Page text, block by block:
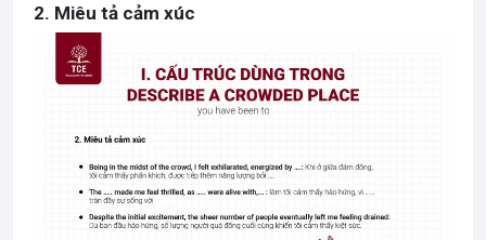
2. Miêu tả cảm xúc